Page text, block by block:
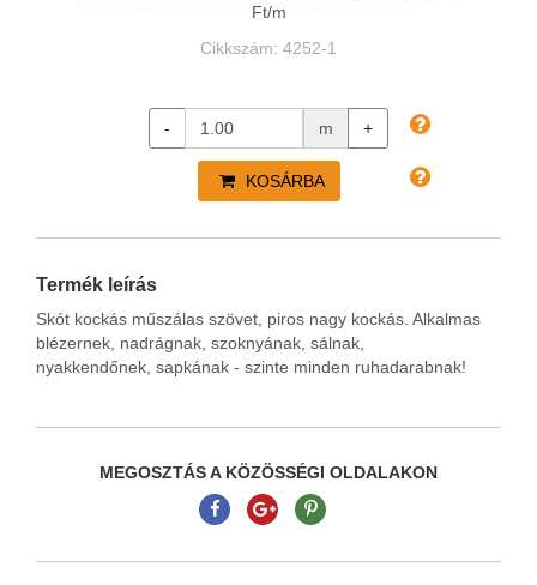
Ft/m
Cikkszám: 4252-1
- m +
KOSÁRBA
Termék leírás
Skót kockás műszálas szövet, piros nagy kockás. Alkalmas
blézernek, nadrágnak, szoknyának, sálnak,
nyakkendőnek, sapkának - szinte minden ruhadarabnak!
MEGOSZTÁS A KÖZÖSSÉGI OLDALAKON